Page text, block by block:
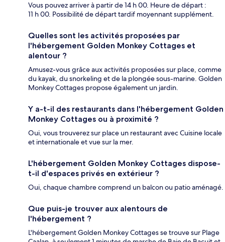
Vous pouvez arriver à partir de 14 h 00. Heure de départ :
11 h 00. Possibilité de départ tardif moyennant supplément.
Quelles sont les activités proposées par
l'hébergement Golden Monkey Cottages et
alentour ?
Amusez-vous grâce aux activités proposées sur place, comme
du kayak, du snorkeling et de la plongée sous-marine. Golden
Monkey Cottages propose également un jardin.
Y a-t-il des restaurants dans l'hébergement Golden
Monkey Cottages ou à proximité ?
Oui, vous trouverez sur place un restaurant avec Cuisine locale
et internationale et vue sur la mer.
L'hébergement Golden Monkey Cottages dispose-
t-il d'espaces privés en extérieur ?
Oui, chaque chambre comprend un balcon ou patio aménagé.
Que puis-je trouver aux alentours de
l'hébergement ?
L'hébergement Golden Monkey Cottages se trouve sur Plage